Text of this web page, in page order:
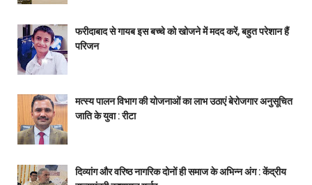
फरीदाबाद से गायब इस बच्चे को खोजने में मदद करें, बहुत परेशान हैं
परिजन
मत्स्य पालन विभाग की योजनाओं का लाभ उठाएं बेरोजगार अनुसूचित
जाति के युवा : रीटा
दिव्यांग और वरिष्ठ नागरिक दोनों ही समाज के अभिन्न अंग : केंद्रीय